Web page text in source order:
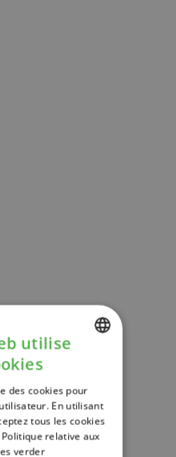
FRENCH
ENGLISH
utilise
des cookies pour
En utilisant
tous les cookies
relative aux
verder